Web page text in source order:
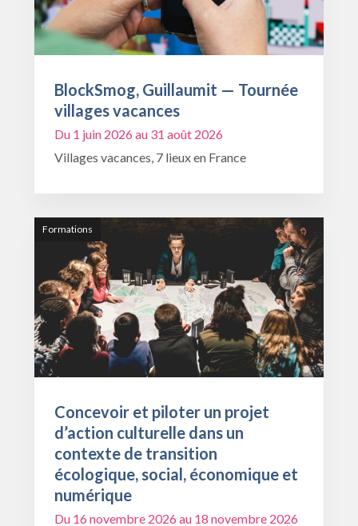
BlockSmog, Guillaumit — Tournée
villages vacances
Du 1 juin 2026 au 31 août 2026
Villages vacances, 7 lieux en France
Formations
Concevoir et piloter un projet
d’action culturelle dans un
contexte de transition
écologique, social, économique et
numérique
Du 16 novembre 2026 au 18 novembre 2026